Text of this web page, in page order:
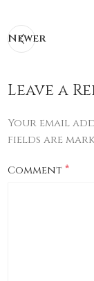
Newer
Leave a
Your email
fields are
Comment*